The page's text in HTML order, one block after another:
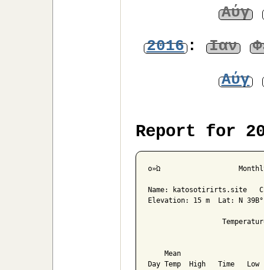
Αύγ
2016: Ιαν
Αύγ
Report for
ο»Ώ                   Monthly
Name: katosotirirts.site
Elevation: 15 m  Lat: N
Mean
Day Temp  High   Time